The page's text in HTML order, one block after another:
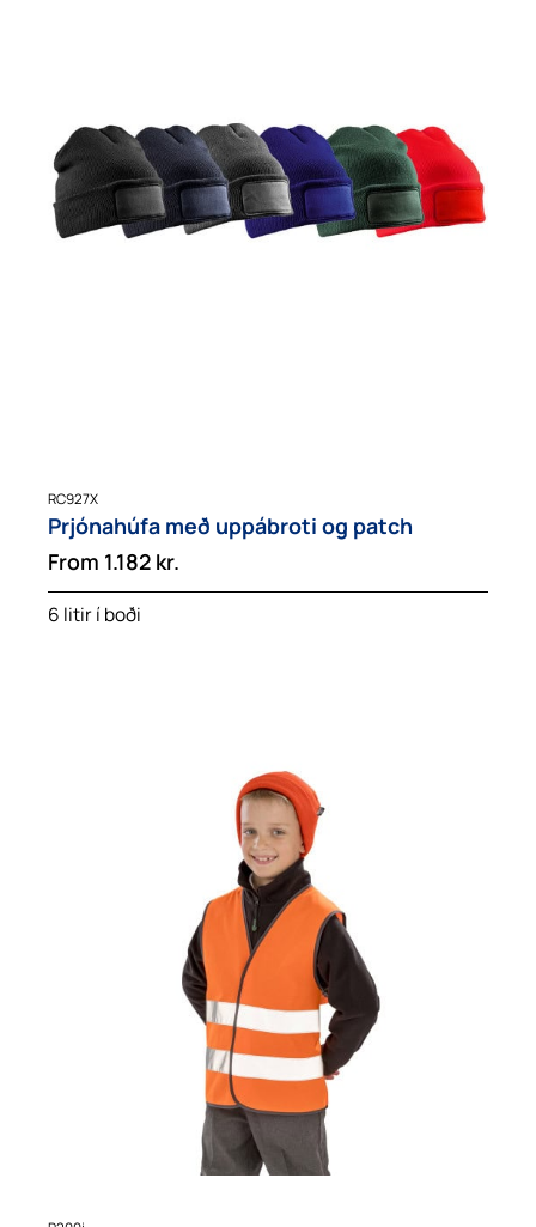
RC927X
Prjónahúfa með uppábroti og patch
From 1.182 kr.
6 litir í boði